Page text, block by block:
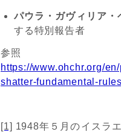
パウラ・ガヴィリア・
する特別報告者
参照
https://www.ohchr.org/
shatter-fundamental-
[1] 1948年５月のイスラ